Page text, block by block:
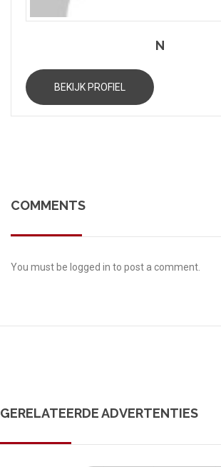
N
BEKIJK PROFIEL
COMMENTS
You must be logged in to post a comment.
GERELATEERDE ADVERTENTIES